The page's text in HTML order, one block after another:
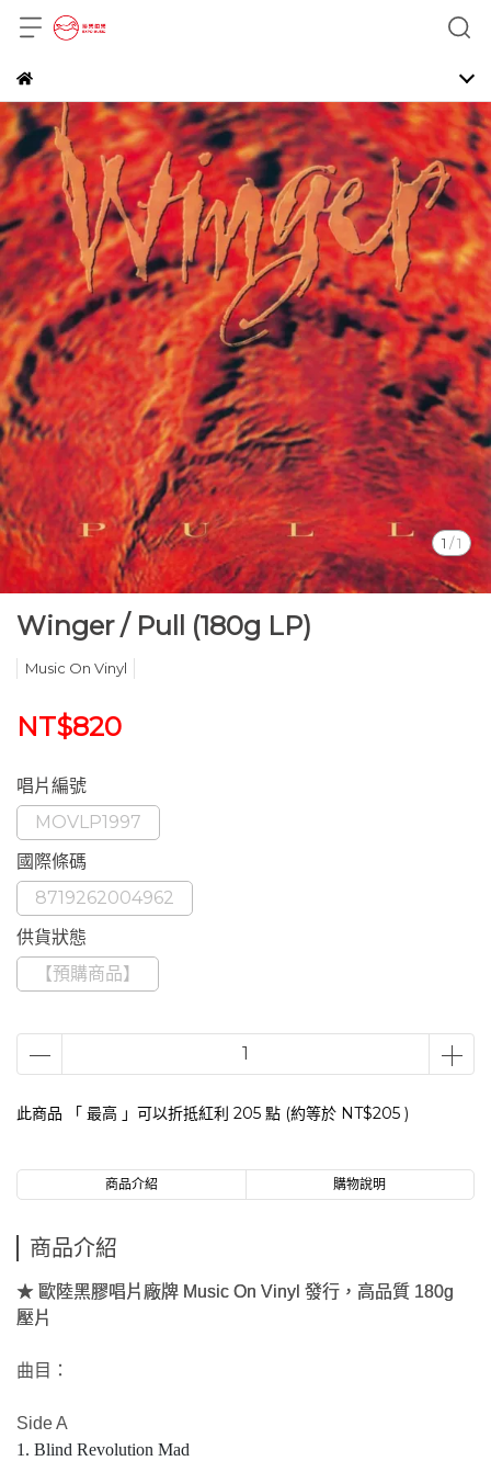
1 /1
Winger / Pull (180g LP)
Music On Vinyl
NT$820
唱片編號
MOVLP1997
國際條碼
8719262004962
供貨狀態
【預購商品】
此商品 「 最高 」可以折抵紅利 205 點 (約等於 NT$205 )
商品介紹 購物說明
商品介紹
★ 歐陸黑膠唱片廠牌 Music On Vinyl 發行，高品質 180g
壓片
曲目：
Side A
1. Blind Revolution Mad